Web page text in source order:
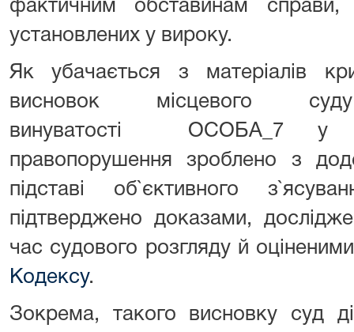
фактичним обставинам
установлених у вироку.
Як убачається з матеріалів
висновок місцевого
винуватості ОСОБА_7 у
правопорушення зроблено з
підставі об`єктивного
підтверджено доказами,
час судового розгляду й
Кодексу.
Зокрема, такого висновку суд